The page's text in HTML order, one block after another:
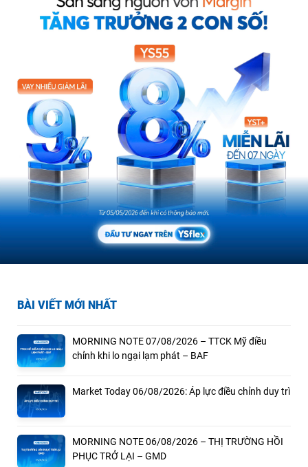
BÀI VIẾT MỚI NHẤT
MORNING NOTE 07/08/2026 – TTCK Mỹ điều
chỉnh khi lo ngại lạm phát – BAF
Market Today 06/08/2026: Áp lực điều chỉnh duy trì
MORNING NOTE 06/08/2026 – THỊ TRƯỜNG HỒI
PHỤC TRỞ LẠI – GMD